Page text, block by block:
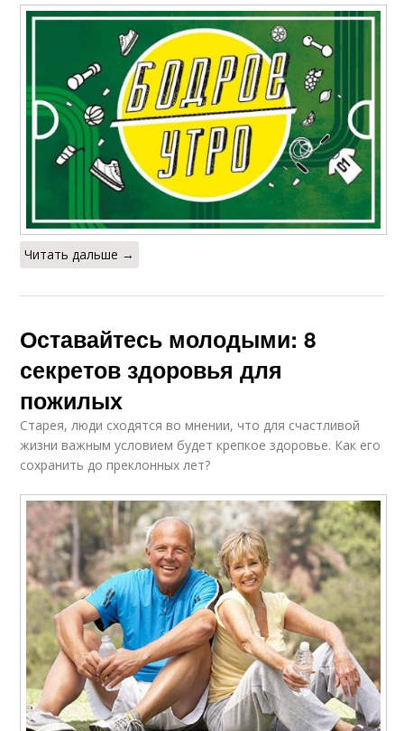
Читать дальше →
Оставайтесь молодыми: 8
секретов здоровья для
пожилых
Старея, люди сходятся во мнении, что для счастливой
жизни важным условием будет крепкое здоровье. Как его
сохранить до преклонных лет?